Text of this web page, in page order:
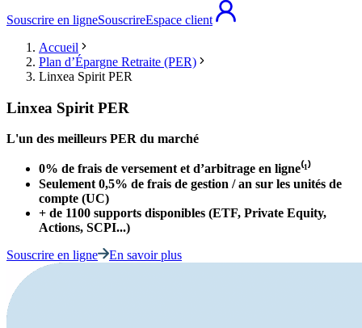
Souscrire en ligneSouscrireEspace client
Accueil
Plan d’Épargne Retraite (PER)
Linxea Spirit PER
Linxea Spirit PER
L'un des meilleurs PER du marché
0% de frais de versement et d’arbitrage en ligne⁽¹⁾
Seulement 0,5% de frais de gestion / an sur les unités de
compte (UC)
+ de 1100 supports disponibles (ETF, Private Equity,
Actions, SCPI...)
Souscrire en ligne
En savoir plus